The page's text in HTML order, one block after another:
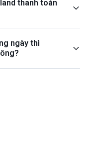
thanh toán
ngày thì